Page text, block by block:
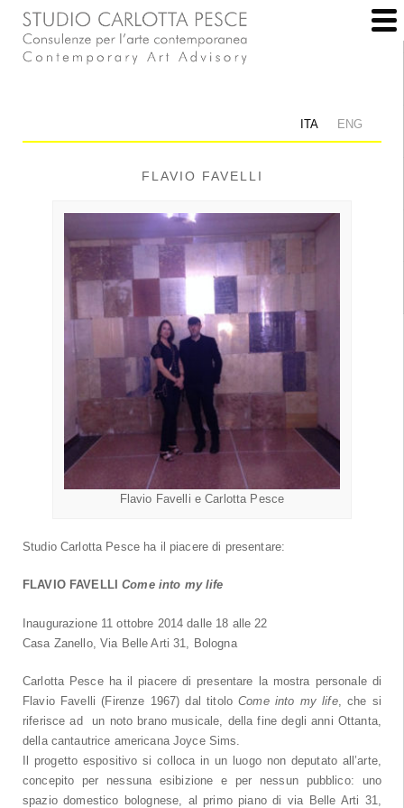
ITA ENG
FLAVIO FAVELLI
Flavio Favelli e Carlotta Pesce
Studio Carlotta Pesce ha il piacere di presentare:
FLAVIO FAVELLICome into my life
Inaugurazione 11 ottobre 2014 dalle 18 alle 22
Casa Zanello, Via Belle Arti 31, Bologna
Carlotta Pesce ha il piacere di presentare la mostra personale di
Flavio Favelli (Firenze 1967) dal titoloCome into my life, che si
riferisce ad un noto brano musicale, della fine degli anni Ottanta,
della cantautrice americana Joyce Sims.
Il progetto espositivo si colloca in un luogo non deputato all’arte,
concepito per nessuna esibizione e per nessun pubblico: uno
spazio domestico bolognese, al primo piano di via Belle Arti 31,